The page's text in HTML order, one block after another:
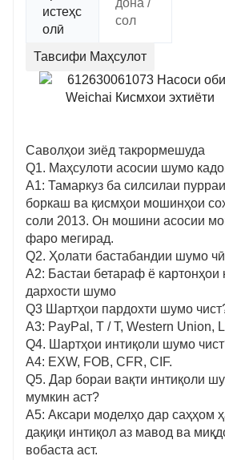
истеҳс
олӣ
дона /
сол
Тавсифи Маҳсулот
Саволҳои зиёд такрормешуда
Q1. Маҳсулоти асосии шумо
A1: Тамаркуз ба силсилаи
боркаш ва қисмҳои мошинҳои
соли 2013. Он мошини асосии
фаро мегирад.
Q2. Ҳолати бастабандии шумо чӣ
A2: Бастаи бетараф ё картонҳои
дархости шумо
Q3 Шартҳои пардохти шумо
A3: PayPal, T / T, Western Union,
Q4. Шартҳои интиқоли шумо
A4: EXW, FOB, CFR, CIF.
Q5. Дар бораи вақти интиқоли
мумкин аст?
A5: Аксари моделҳо дар саҳҳом
дақиқи интиқол аз мавод ва
вобаста аст.